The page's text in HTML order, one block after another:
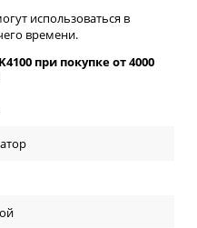
использоваться в
времени.
при покупке от 4000